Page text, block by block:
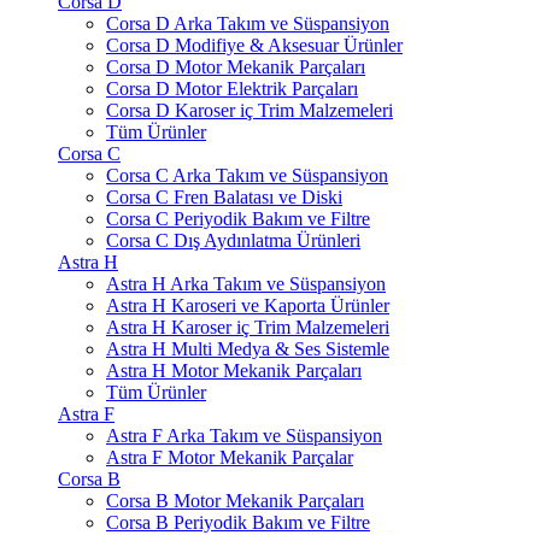
Corsa D Arka Takım ve Süspansiyon
Corsa D Modifiye & Aksesuar Ürünler
Corsa D Motor Mekanik Parçaları
Corsa D Motor Elektrik Parçaları
Corsa D Karoser iç Trim Malzemeleri
Tüm Ürünler
Corsa C
Corsa C Arka Takım ve Süspansiyon
Corsa C Fren Balatası ve Diski
Corsa C Periyodik Bakım ve Filtre
Corsa C Dış Aydınlatma Ürünleri
Astra H
Astra H Arka Takım ve Süspansiyon
Astra H Karoseri ve Kaporta Ürünler
Astra H Karoser iç Trim Malzemeleri
Astra H Multi Medya & Ses Sistemle
Astra H Motor Mekanik Parçaları
Tüm Ürünler
Astra F
Astra F Arka Takım ve Süspansiyon
Astra F Motor Mekanik Parçalar
Corsa B
Corsa B Motor Mekanik Parçaları
Corsa B Periyodik Bakım ve Filtre